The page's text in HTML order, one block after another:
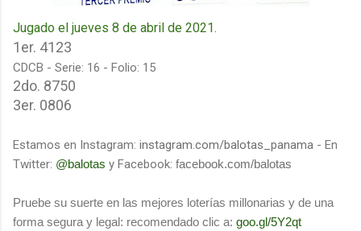
Jugado el jueves 8 de abril de 2021.
1er. 4123
CDCB - Serie: 16 - Folio: 15
2do. 8750
3er. 0806
Estamos en Instagram: instagram.com/balotas_panama - En
Twitter: @balotas y Facebook: facebook.com/balotas
Pruebe su suerte en las mejores loterías millonarias y de una
forma segura y legal: recomendado clic a: goo.gl/5Y2qt